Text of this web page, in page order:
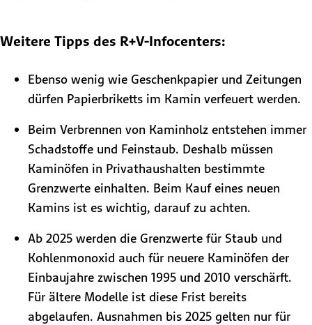
Weitere Tipps des R+V-Infocenters:
Ebenso wenig wie Geschenkpapier und Zeitungen
dürfen Papierbriketts im Kamin verfeuert werden.
Beim Verbrennen von Kaminholz entstehen immer
Schadstoffe und Feinstaub. Deshalb müssen
Kaminöfen in Privathaushalten bestimmte
Grenzwerte einhalten. Beim Kauf eines neuen
Kamins ist es wichtig, darauf zu achten.
Ab 2025 werden die Grenzwerte für Staub und
Kohlenmonoxid auch für neuere Kaminöfen der
Einbaujahre zwischen 1995 und 2010 verschärft.
Für ältere Modelle ist diese Frist bereits
abgelaufen. Ausnahmen bis 2025 gelten nur für